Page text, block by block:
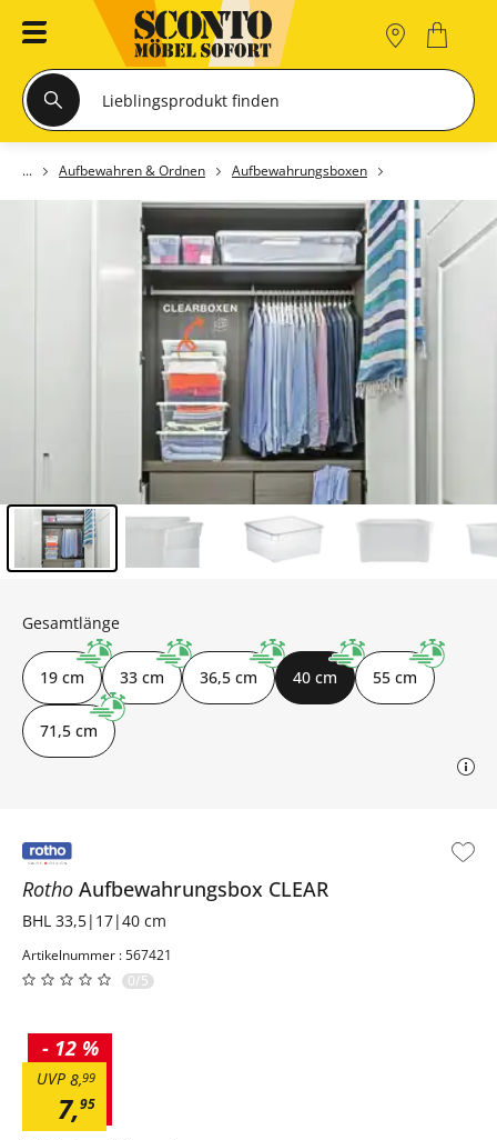
Aufbewahren & Ordnen Aufbewahrungsboxen
Rotho Aufbewahrungsbox CLEAR
BHL 33,5|17|40 cm
Artikelnummer : 567421
0/5
7,95
8,99
UVP
- 12 %
Gesamtlänge
19 cm 33 cm 36,5 cm 40 cm 55 cm
71,5 cm